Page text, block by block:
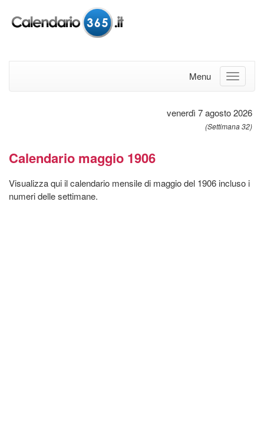
Menu
venerdì 7 agosto 2026
(Settimana 32)
Calendario maggio 1906
Visualizza qui il calendario mensile di maggio del 1906 incluso i
numeri delle settimane.